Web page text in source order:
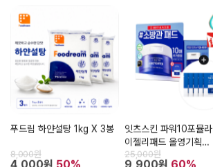
푸드림 하얀설탕 1kg X 3봉
8,000원
4,000원 50%
잇츠스킨 파워10포뮬
이젤리패드 올영기획
70EA+젤리패드 10EA
25,000원
9,900원 60%